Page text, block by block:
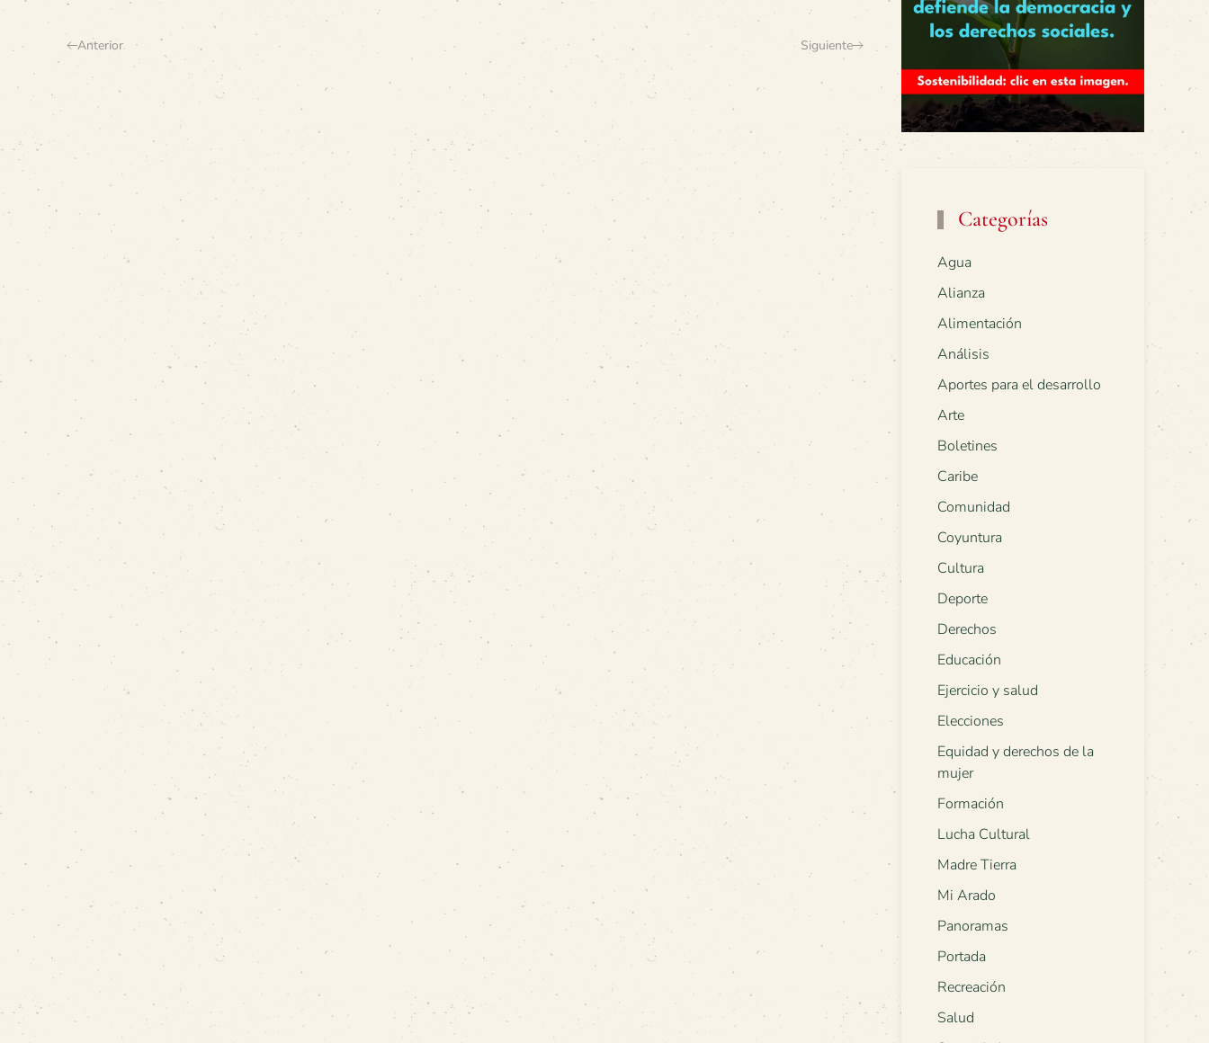
Anterior Siguiente
Categorías
Agua
Alianza
Alimentación
Análisis
Aportes para el desarrollo
Arte
Boletines
Caribe
Comunidad
Coyuntura
Cultura
Deporte
Derechos
Educación
Ejercicio y salud
Elecciones
Equidad y derechos de la
mujer
Formación
Lucha Cultural
Madre Tierra
Mi Arado
Panoramas
Portada
Recreación
Salud